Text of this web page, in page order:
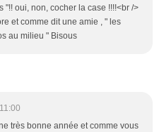
"!! oui, non, cocher la case !!!!<br />
et comme dit une amie , " les
au milieu " Bisous
très bonne année et comme vous